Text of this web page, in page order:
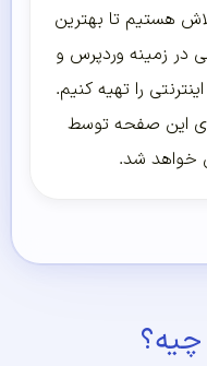
هستیم تا بهترین
زمینه وردپرس و
را تهیه کنیم.
صفحه توسط
شد.